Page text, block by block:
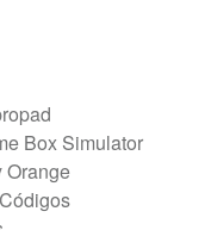
Box Simulator
Orange